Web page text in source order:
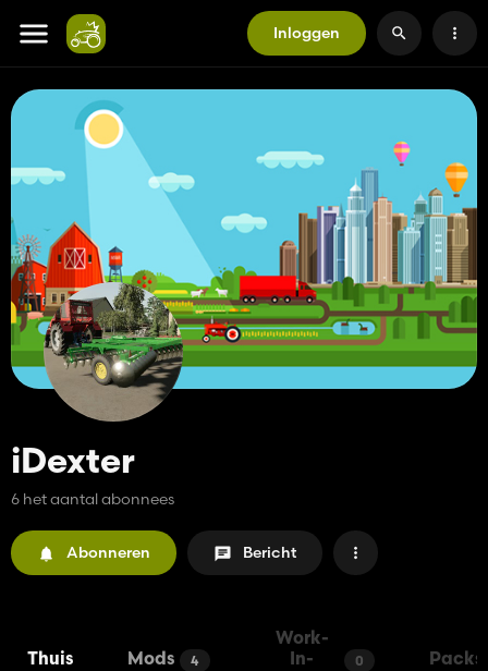
Inloggen
iDexter
6 het aantal abonnees
Abonneren Bericht
Thuis Mods 4
Work-
In-
0 Packs